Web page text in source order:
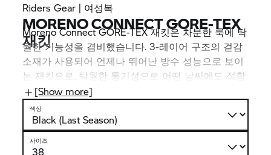
Riders Gear | 여성복
MORENO CONNECT GORE-TEX
재킷
Moreno Connect GORE-TEX 재킷은 차분한 룩에 탁
월한 기능성을 겸비했습니다. 3-레이어 구조의 겉감
소재가 사용되어 언제나 뛰어난 방수 성능으로 보이
는 재킷으로, 탁월한 통기성으로 어떤 날씨에도 적합
합니다. 등 및 관절 보호대가 험한 오프로드에서도
안전하게 지켜줍니다. 스마트폰이나 모터사이클에서
제어 가능한 발열 베스트 후면 및 슬리브에 광원이
있어 밤에 밝기를 높여줌
[Show more]
색상
사이즈